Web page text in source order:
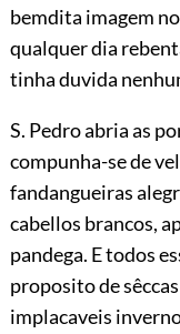
bemdita imagem
qualquer dia
tinha duvida
S. Pedro abria as
compunha-se de
fandangueiras
cabellos brancos,
pandega. E todos
proposito de
implacaveis